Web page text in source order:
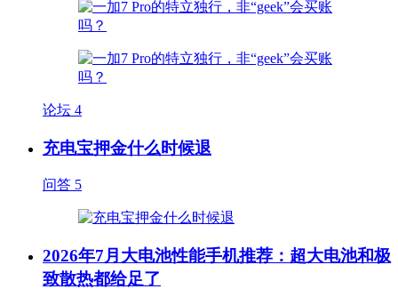
论坛 4
充电宝押金什么时候退
问答 5
2026年7月大电池性能手机推荐：超大电池和极
致散热都给足了